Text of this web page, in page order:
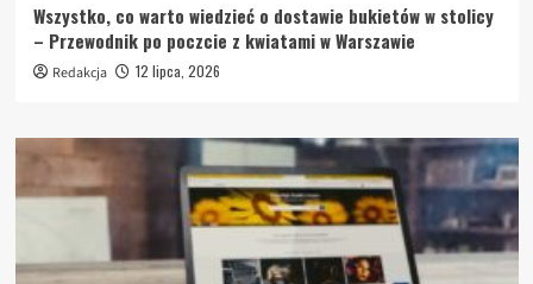
Wszystko, co warto wiedzieć o dostawie bukietów w stolicy
– Przewodnik po poczcie z kwiatami w Warszawie
Redakcja 12 lipca, 2026